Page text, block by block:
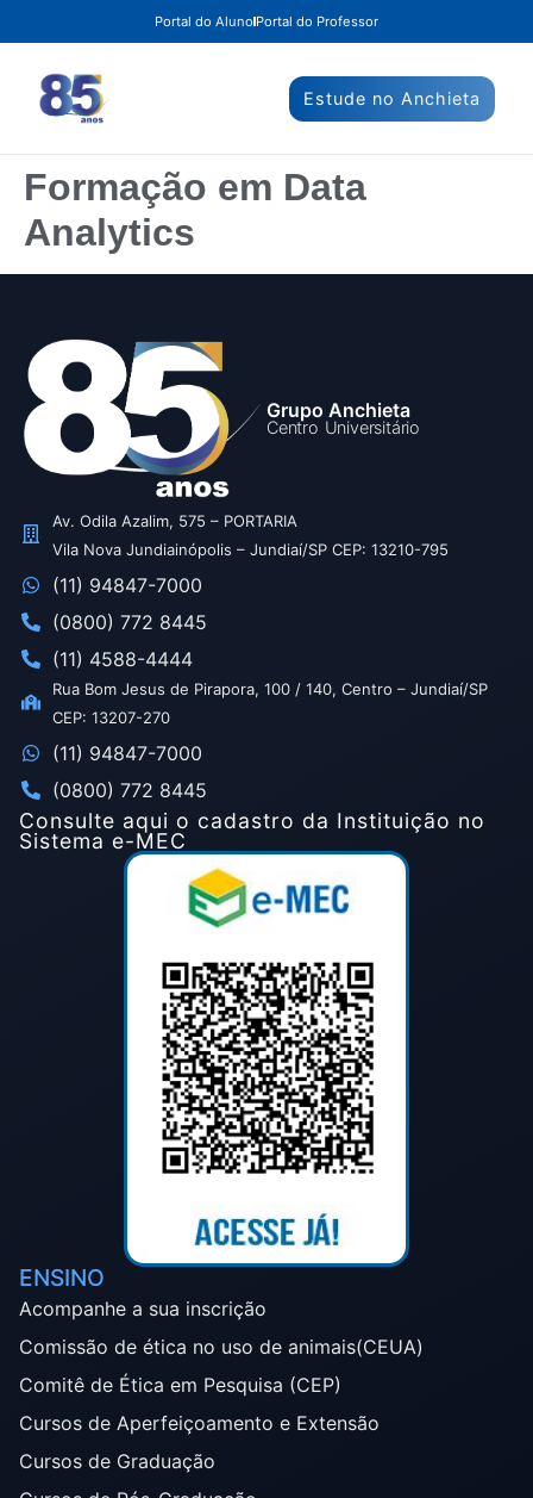
Portal do Aluno Portal do Professor
Estude no Anchieta
Formação em Data
Analytics
Grupo Anchieta
Centro Universitário
Av. Odila Azalim, 575 – PORTARIA
Vila Nova Jundiainópolis – Jundiaí/SP CEP: 13210-795
(11) 94847-7000
(0800) 772 8445
(11) 4588-4444
Rua Bom Jesus de Pirapora, 100 / 140, Centro – Jundiaí/SP
CEP: 13207-270
(11) 94847-7000
(0800) 772 8445
Consulte aqui o cadastro da Instituição no
Sistema e-MEC
ENSINO
Acompanhe a sua inscrição
Comissão de ética no uso de animais(CEUA)
Comitê de Ética em Pesquisa (CEP)
Cursos de Aperfeiçoamento e Extensão
Cursos de Graduação